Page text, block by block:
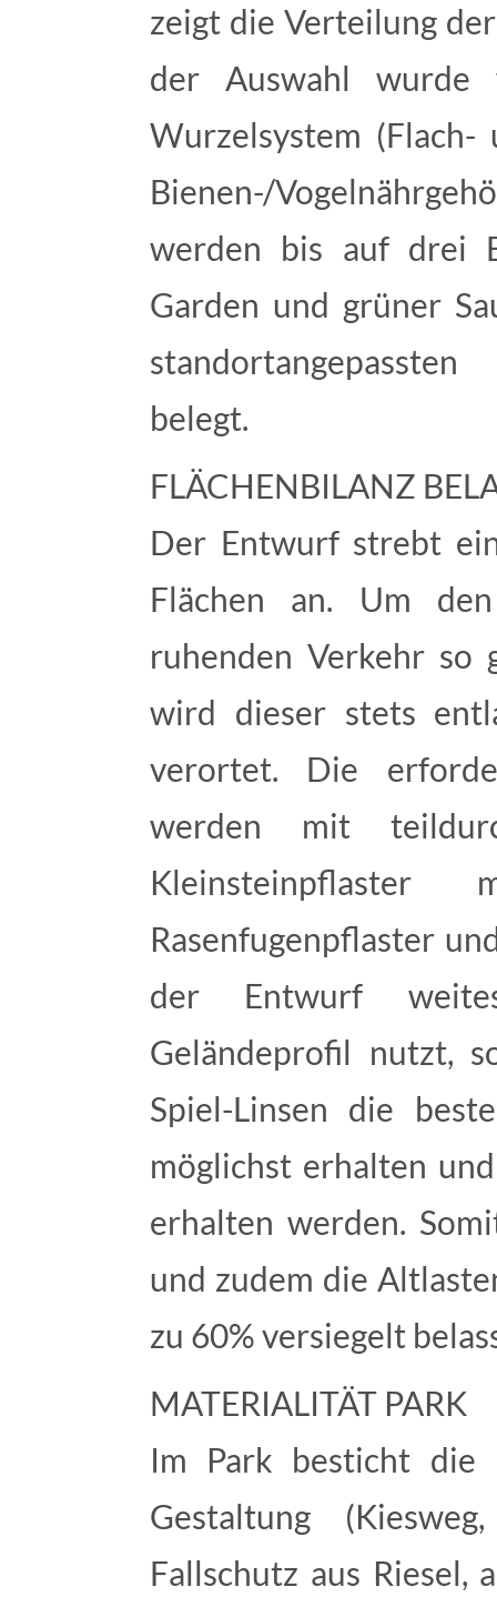
zeigt die Verteilung
der Auswahl
Wurzelsystem (Flach-
Bienen-/
werden bis auf drei
Garden und grüner
belegt.
FLÄCHENBILANZ
Der Entwurf strebt
Flächen an. Um
ruhenden Verkehr so
wird dieser stets
verortet. Die
werden mit
Kleinsteinpflaster
Rasenfugenpflaster
der Entwurf
Geländeprofil nutzt,
Spiel-Linsen die
möglichst erhalten
erhalten werden.
und zudem die
zu 60% versiegelt
MATERIALITÄT PARK
Im Park besticht die
Gestaltung
Fallschutz aus Riesel,